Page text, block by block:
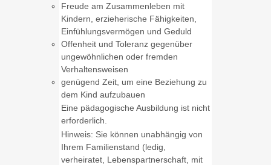
Freude am Zusammenleben mit
Kindern, erzieherische Fähigkeiten,
Einfühlungsvermögen und Geduld
Offenheit und Toleranz gegenüber
ungewöhnlichen oder fremden
Verhaltensweisen
genügend Zeit, um eine Beziehung zu
dem Kind aufzubauen
Eine pädagogische Ausbildung ist nicht
erforderlich.
Hinweis: Sie können unabhängig von
Ihrem Familienstand (ledig,
verheiratet, Lebenspartnerschaft, mit